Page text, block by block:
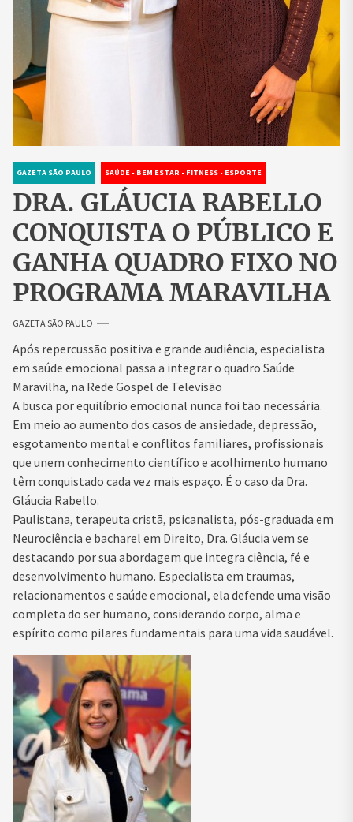
GAZETA SÃO PAULO SAÚDE - BEM ESTAR - FITNESS - ESPORTE
DRA. GLÁUCIA RABELLO
CONQUISTA O PÚBLICO E
GANHA QUADRO FIXO NO
PROGRAMA MARAVILHA
GAZETA SÃO PAULO
Após repercussão positiva e grande audiência, especialista
em saúde emocional passa a integrar o quadro Saúde
Maravilha, na Rede Gospel de Televisão
A busca por equilíbrio emocional nunca foi tão necessária.
Em meio ao aumento dos casos de ansiedade, depressão,
esgotamento mental e conflitos familiares, profissionais
que unem conhecimento científico e acolhimento humano
têm conquistado cada vez mais espaço. É o caso da Dra.
Gláucia Rabello.
Paulistana, terapeuta cristã, psicanalista, pós-graduada em
Neurociência e bacharel em Direito, Dra. Gláucia vem se
destacando por sua abordagem que integra ciência, fé e
desenvolvimento humano. Especialista em traumas,
relacionamentos e saúde emocional, ela defende uma visão
completa do ser humano, considerando corpo, alma e
espírito como pilares fundamentais para uma vida saudável.